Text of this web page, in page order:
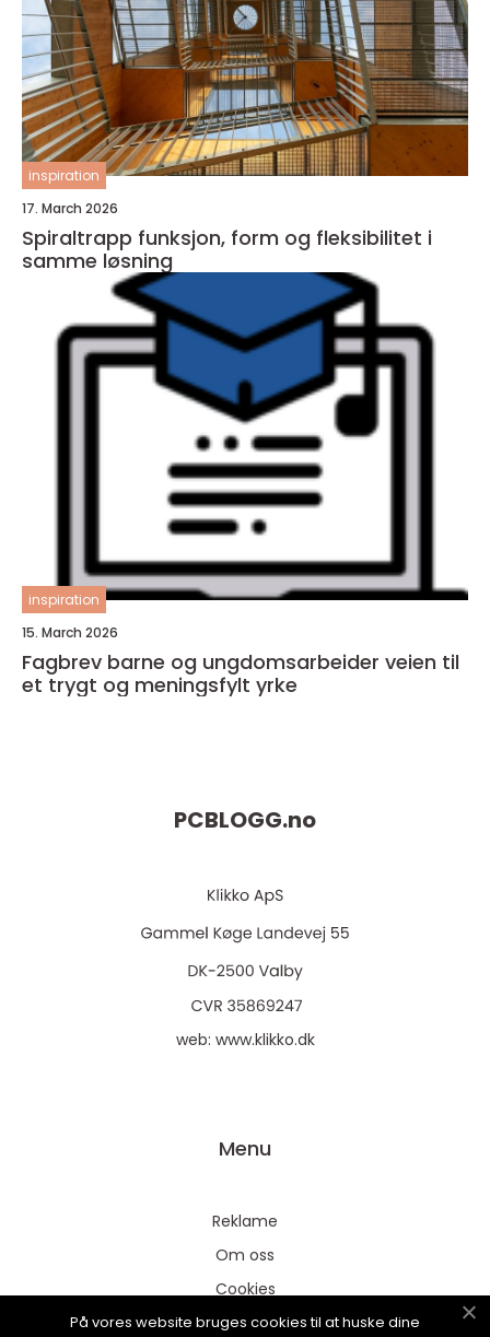
inspiration
17. March 2026
Spiraltrapp funksjon, form og fleksibilitet i
samme løsning
inspiration
15. March 2026
Fagbrev barne og ungdomsarbeider veien til
et trygt og meningsfylt yrke
PCBLOGG.no
web: www.klikko.dk
Menu
Reklame
Om oss
Cookies
Kontakt Oss
På vores website bruges cookies til at huske dine